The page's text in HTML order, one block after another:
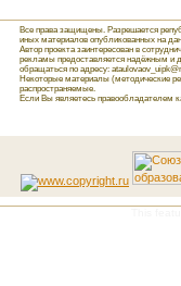
Все права защищены. Разрешается
иных материалов опубликованных на
Автор проекта заинтересован в
рекламы предоставляется надёжным и
обращаться по адресу:
Некоторые материалы (методические
распространяемые.
Если Вы являетесь правообладателем